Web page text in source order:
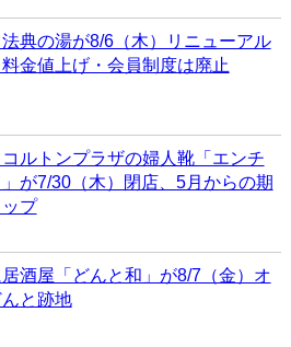
法典の湯が8/6（木）リニューアル
金値上げ・会員制度は廃止
コルトンプラザの婦人靴「エンチ
が7/30（木）閉店、5月からの期
プ
酒屋「どんと和」が8/7（金）オ
と跡地